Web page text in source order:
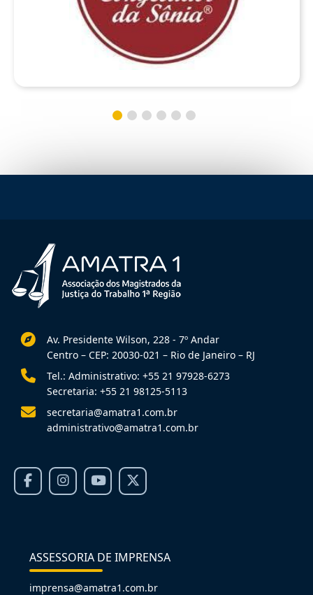
Av. Presidente Wilson, 228 - 7º Andar
Centro – CEP: 20030-021 – Rio de Janeiro – RJ
Tel.: Administrativo: +55 21 97928-6273
Secretaria: +55 21 98125-5113
secretaria@amatra1.com.br
administrativo@amatra1.com.br
ASSESSORIA DE IMPRENSA
imprensa@amatra1.com.br